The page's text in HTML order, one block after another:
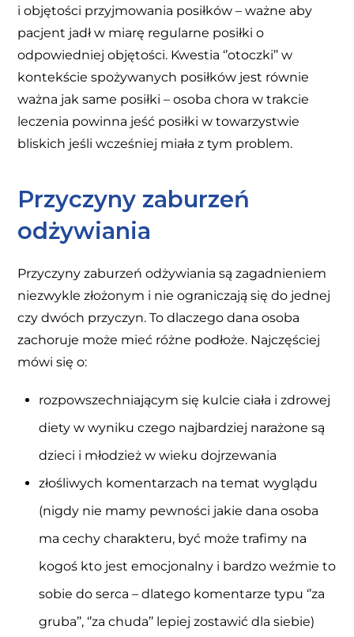
i objętości przyjmowania posiłków – ważne aby
pacjent jadł w miarę regularne posiłki o
odpowiedniej objętości. Kwestia ‘’otoczki’’ w
kontekście spożywanych posiłków jest równie
ważna jak same posiłki – osoba chora w trakcie
leczenia powinna jeść posiłki w towarzystwie
bliskich jeśli wcześniej miała z tym problem.
Przyczyny zaburzeń
odżywiania
Przyczyny zaburzeń odżywiania są zagadnieniem
niezwykle złożonym i nie ograniczają się do jednej
czy dwóch przyczyn. To dlaczego dana osoba
zachoruje może mieć różne podłoże. Najczęściej
mówi się o:
rozpowszechniającym się kulcie ciała i zdrowej
diety w wyniku czego najbardziej narażone są
dzieci i młodzież w wieku dojrzewania
złośliwych komentarzach na temat wyglądu
(nigdy nie mamy pewności jakie dana osoba
ma cechy charakteru, być może trafimy na
kogoś kto jest emocjonalny i bardzo weźmie to
sobie do serca – dlatego komentarze typu ‘’za
gruba’’, ‘’za chuda’’ lepiej zostawić dla siebie)